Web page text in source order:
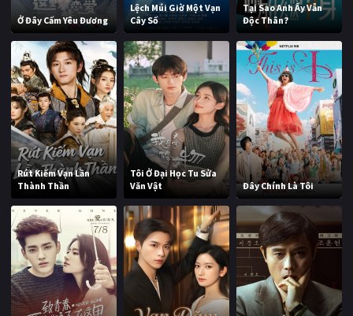
Ở Đây Cấm Yêu Đương
Lệch Múi Giờ Một Vạn
Cây Số
Tại Sao Anh Ấy Vẫn
Độc Thân?
Rút Kiếm Vạn Lần
Thành Thần
Tôi Ở Đại Học Tu Sửa
Văn Vật
Đây Chính Là Tôi